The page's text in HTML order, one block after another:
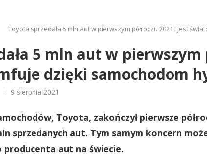
Toyota sprzedała 5 mln aut w pierwszym półroczu 2021 i jest
5 mln aut w
dzięki samochodom
9 sierpnia 2021
Toyota, zakończył pierwsze
sprzedanych aut. Tym samym koncern
producenta aut na świecie.